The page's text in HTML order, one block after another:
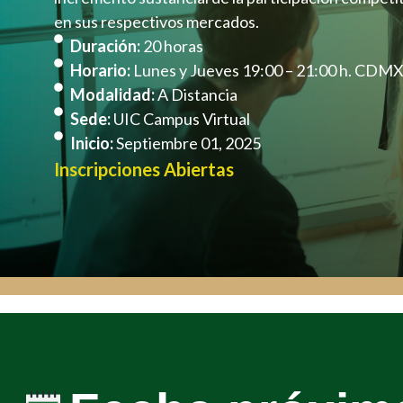
en sus respectivos mercados.
Duración:20 horas
Horario:Lunes y Jueves 19:00 – 21:00 h. CDMX
Modalidad:A Distancia
Sede:UIC Campus Virtual
Inicio:Septiembre 01, 2025
Inscripciones Abiertas